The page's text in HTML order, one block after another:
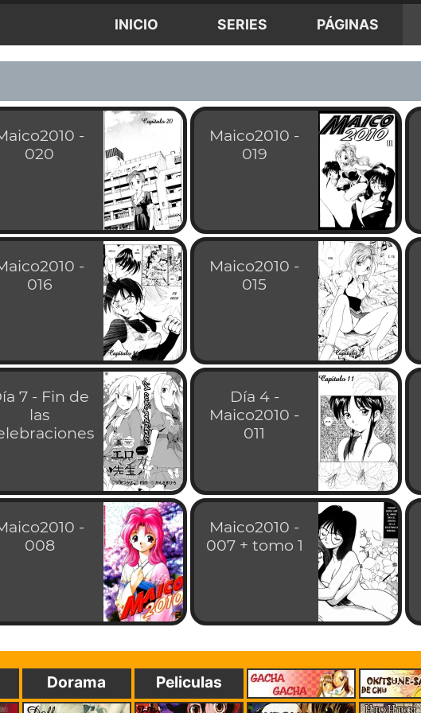
INICIO SERIES PÁGINAS
-
020
Maico2010 -
019
-
016
Maico2010 -
015
7 - Fin de
las
Día 4 -
Maico2010 -
011
-
008
Maico2010 -
007 + tomo 1
Dorama Peliculas